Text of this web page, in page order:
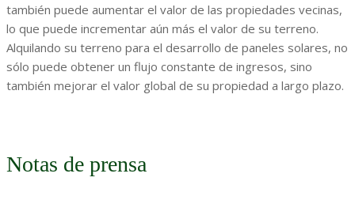
también puede aumentar el valor de las propiedades vecinas,
lo que puede incrementar aún más el valor de su terreno.
Alquilando su terreno para el desarrollo de paneles solares, no
sólo puede obtener un flujo constante de ingresos, sino
también mejorar el valor global de su propiedad a largo plazo.
Notas de prensa